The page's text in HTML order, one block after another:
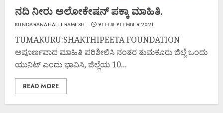
ನದಿ ನೀರು ಅಲೋಕೇಷನ್ ಪಕ್ಕಾ ಮಾಹಿತಿ.
KUNDARANAHALLI RAMESH 9TH SEPTEMBER 2021
TUMAKURU:SHAKTHIPEETA FOUNDATION
ಅಪೂರ್ಣವಾದ ಮಾಹಿತಿ ಪರಿಶೀಲಿಸಿ ನಂತರ ತುಮಕೂರು ಜಿಲ್ಲೆ ಒಂದು
ಯುನಿಟ್ ಎಂದು ಭಾವಿಸಿ, ಜಿಲ್ಲೆಯ 10...
READ MORE